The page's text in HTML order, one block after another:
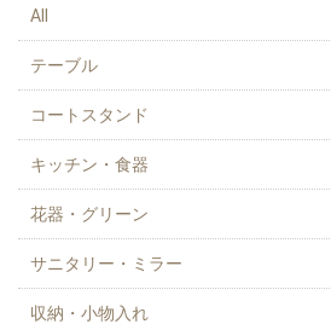
All
テーブル
コートスタンド
キッチン・食器
花器・グリーン
サニタリー・ミラー
収納・小物入れ